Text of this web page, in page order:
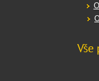
Vše